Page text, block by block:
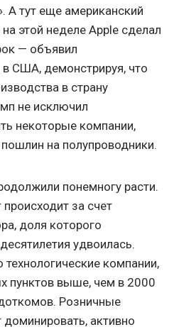
А тут еще американский
этой неделе Apple сделал
— объявил
в США, демонстрируя, что
в страну
не исключил
некоторые компании,
на полупроводники.
понемногу расти.
за счет
доля которого
удвоилась.
компании,
пунктов выше, чем в 2000
Розничные
активно